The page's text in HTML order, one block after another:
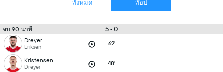
ทั้งหมด ท๊อป
จบ 90 นาที 5 - 0
Dreyer
Eriksen 62'
Kristensen
Dreyer 48'